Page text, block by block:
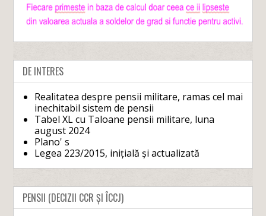
DE INTERES
Realitatea despre pensii militare, ramas cel mai
inechitabil sistem de pensii
Tabel XL cu Taloane pensii militare, luna
august 2024
Plano' s
Legea 223/2015, inițială și actualizată
PENSII (DECIZII CCR ȘI ÎCCJ)